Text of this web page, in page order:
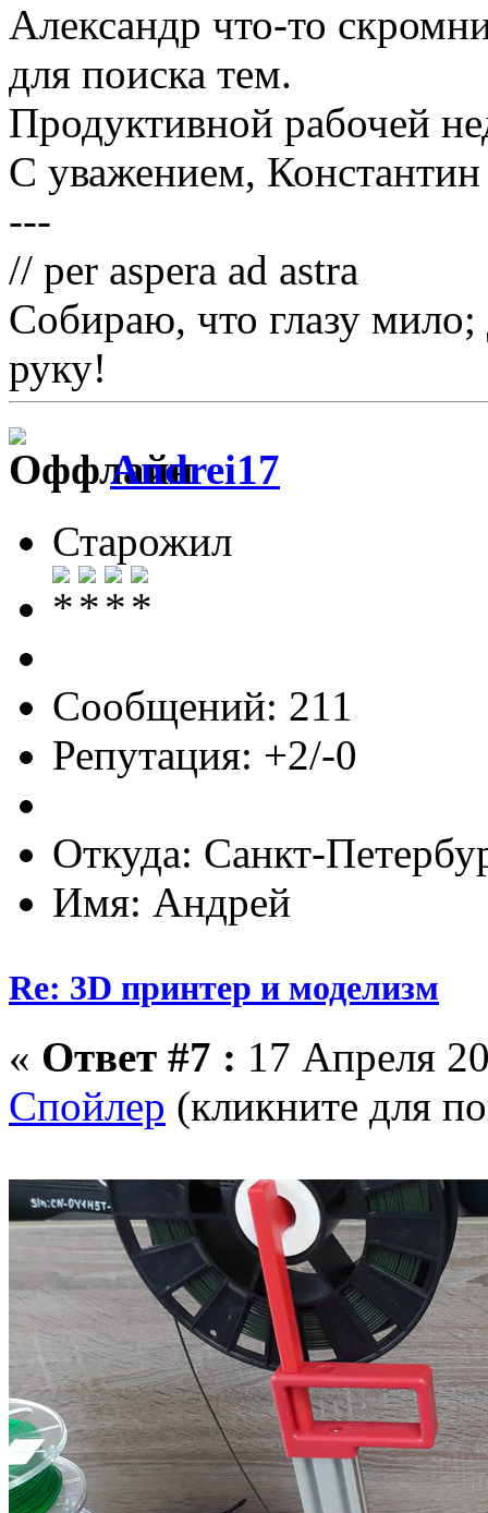
Александр что-то
для поиска тем.
Продуктивной рабочей
С уважением, Константин
---
// per aspera ad astra
Собираю, что глазу
руку!
Andrei17
Старожил
Сообщений: 211
Репутация: +2/-0
Откуда: Санкт-
Имя: Андрей
Re: 3D принтер и моделизм
« Ответ #7 : 17 Апреля
Спойлер (кликните для